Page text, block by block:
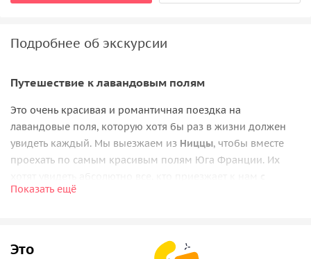
Подробнее об экскурсии
Путешествие к лавандовым полям
Это очень красивая и романтичная поездка на
лавандовые поля, которую хотя бы раз в жизни должен
увидеть каждый. Мы выезжаем из Ниццы, чтобы вместе
проехать по самым красивым полям Юга Франции. Их
середины июня
Вас ждут великолепные фотографии с полей
Показать ещё
Это